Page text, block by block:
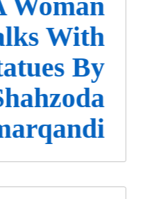
With
By